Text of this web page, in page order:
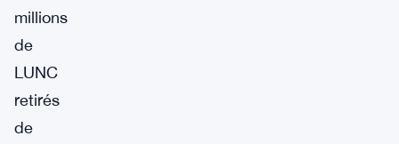
millions
de
LUNC
retirés
de